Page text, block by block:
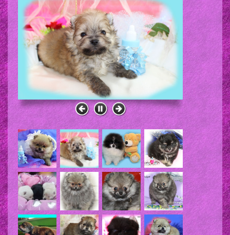
♥ unsere Babyzimmer
♥ Farben & Charakter des
Pomeranian
♥ Gästebuch
♥ Kontakt & Route zu uns
♥ Babyfotos- und Videos für
´s Herz
♥ Fotos unserer Pomeranian
♥ Was ist ein
verantwortungsvoller
Züchter?
♥ Fotokiste unserer
Pomeranian und deren